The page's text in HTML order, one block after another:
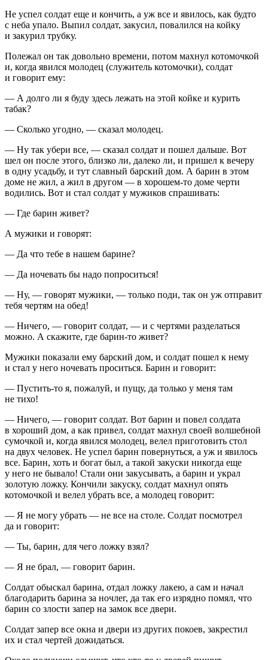
Не успел солдат еще и кончить, а уж все и явилось, как будто
с неба упало. Выпил солдат, закусил, повалился на койку
и закурил трубку.
Полежал он так довольно времени, потом махнул котомочкой
и, когда явился молодец (служитель котомочки), солдат
и говорит ему:
— А долго ли я буду здесь лежать на этой койке и курить
табак?
— Сколько угодно, — сказал молодец.
— Ну так убери все, — сказал солдат и пошел дальше. Вот
шел он после этого, близко ли, далеко ли, и пришел к вечеру
в одну усадьбу, и тут славный барский дом. А барин в этом
доме не жил, а жил в другом — в хорошем-то доме черти
водились. Вот и стал солдат у мужиков спрашивать:
— Где барин живет?
А мужики и говорят:
— Да что тебе в нашем барине?
— Да ночевать бы надо попроситься!
— Ну, — говорят мужики, — только поди, так он уж отправит
тебя чертям на обед!
— Ничего, — говорит солдат, — и с чертями разделаться
можно. А скажите, где барин-то живет?
Мужики показали ему барский дом, и солдат пошел к нему
и стал у него ночевать проситься. Барин и говорит:
— Пустить-то я, пожалуй, и пущу, да только у меня там
не тихо!
— Ничего, — говорит солдат. Вот барин и повел солдата
в хороший дом, а как привел, солдат махнул своей волшебной
сумочкой и, когда явился молодец, велел приготовить стол
на двух человек. Не успел барин повернуться, а уж и явилось
все. Барин, хоть и богат был, а такой закуски никогда еще
у него не бывало! Стали они закусывать, а барин и украл
золотую ложку. Кончили закуску, солдат махнул опять
котомочкой и велел убрать все, а молодец говорит:
— Я не могу убрать — не все на столе. Солдат посмотрел
да и говорит:
— Ты, барин, для чего ложку взял?
— Я не брал, — говорит барин.
Солдат обыскал барина, отдал ложку лакею, а сам и начал
благодарить барина за ночлег, да так его изрядно помял, что
барин со злости запер на замок все двери.
Солдат запер все окна и двери из других покоев, закрестил
их и стал чертей дожидаться.